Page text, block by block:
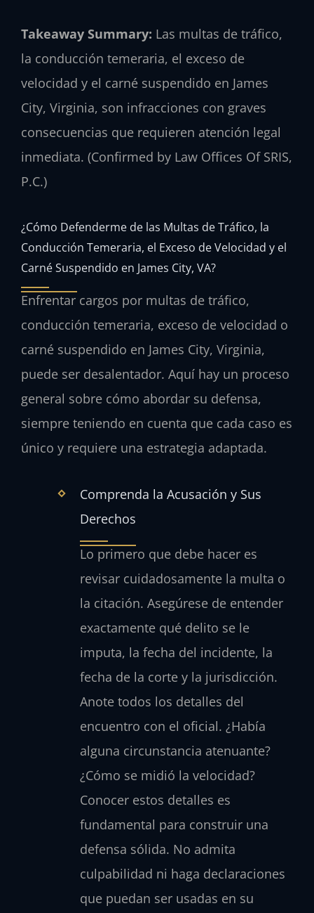
Takeaway Summary: Las multas de tráfico,
la conducción temeraria, el exceso de
velocidad y el carné suspendido en James
City, Virginia, son infracciones con graves
consecuencias que requieren atención legal
inmediata. (Confirmed by Law Offices Of SRIS,
P.C.)
¿Cómo Defenderme de las Multas de Tráfico, la
Conducción Temeraria, el Exceso de Velocidad y el
Carné Suspendido en James City, VA?
Enfrentar cargos por multas de tráfico,
conducción temeraria, exceso de velocidad o
carné suspendido en James City, Virginia,
puede ser desalentador. Aquí hay un proceso
general sobre cómo abordar su defensa,
siempre teniendo en cuenta que cada caso es
único y requiere una estrategia adaptada.
Comprenda la Acusación y Sus
Derechos
Lo primero que debe hacer es
revisar cuidadosamente la multa o
la citación. Asegúrese de entender
exactamente qué delito se le
imputa, la fecha del incidente, la
fecha de la corte y la jurisdicción.
Anote todos los detalles del
encuentro con el oficial. ¿Había
alguna circunstancia atenuante?
¿Cómo se midió la velocidad?
Conocer estos detalles es
fundamental para construir una
defensa sólida. No admita
culpabilidad ni haga declaraciones
que puedan ser usadas en su